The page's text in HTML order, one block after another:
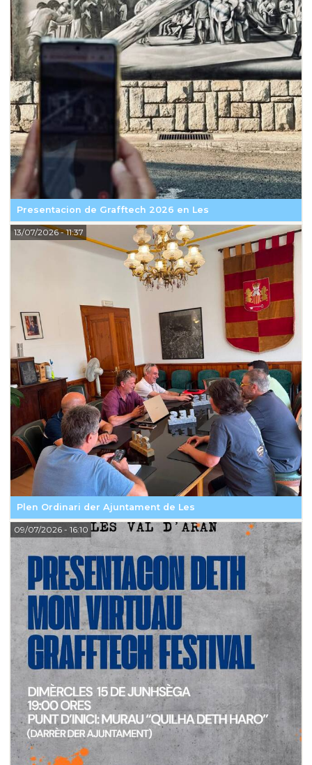
Presentacion de Grafftech 2026 en Les
Plen Ordinari der Ajuntament de Les
13/07/2026- 11:37
09/07/2026- 16:10